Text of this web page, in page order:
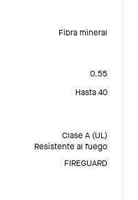
Fibra mineral
0.55
Hasta 40
Clase A (UL)
Resistente al fuego
FIREGUARD